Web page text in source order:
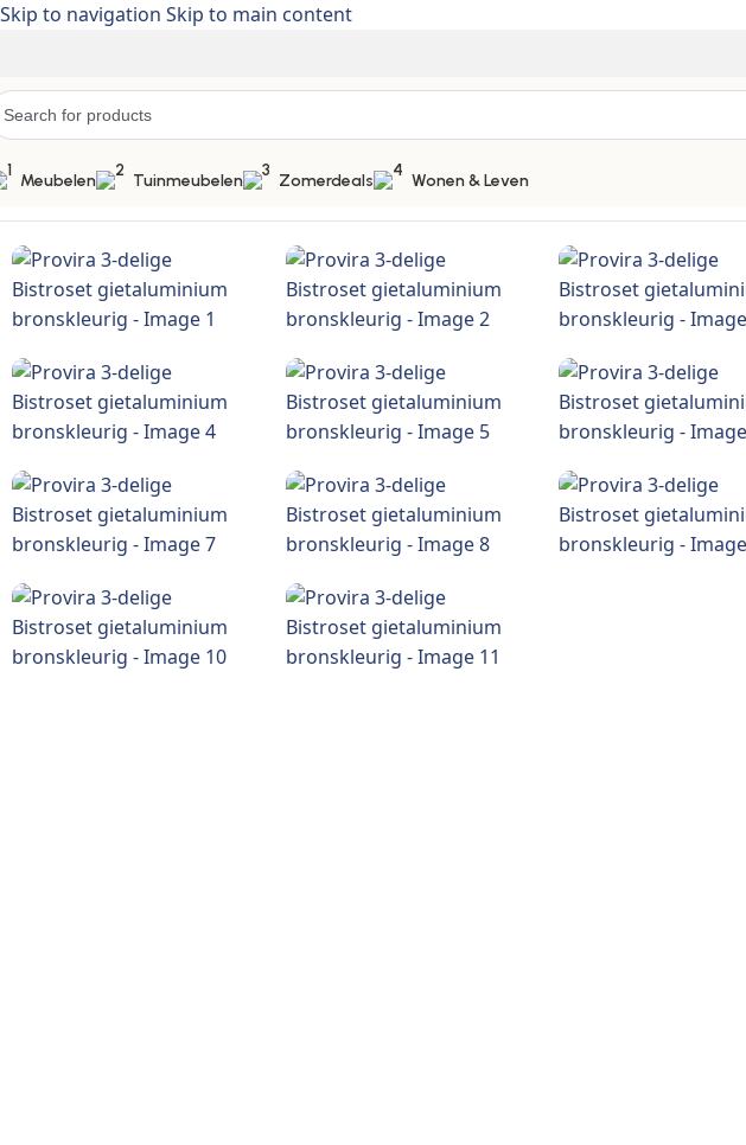
Skip to navigation Skip to main content
Meubelen Tuinmeubelen Zomerdeals Wonen & Leven
Home/meubelen >tuinmeubelen > tuinsets > gietaluminium